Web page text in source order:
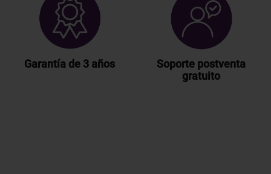
Garantía de 3 años
Soporte postventa
gratuito